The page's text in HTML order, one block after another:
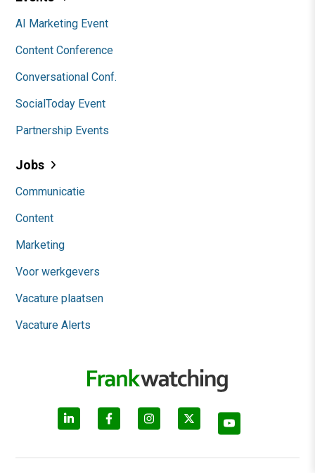
AI Marketing Event
Content Conference
Conversational Conf.
SocialToday Event
Partnership Events
Jobs
Communicatie
Content
Marketing
Voor werkgevers
Vacature plaatsen
Vacature Alerts